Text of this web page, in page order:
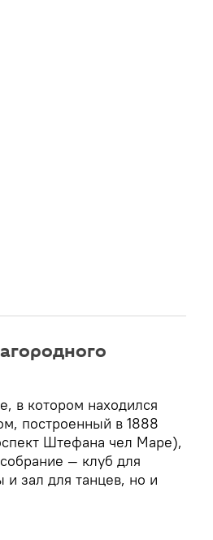
в котором находился
построенный в 1888
Штефана чел Маре),
— клуб для
и зал для танцев, но и